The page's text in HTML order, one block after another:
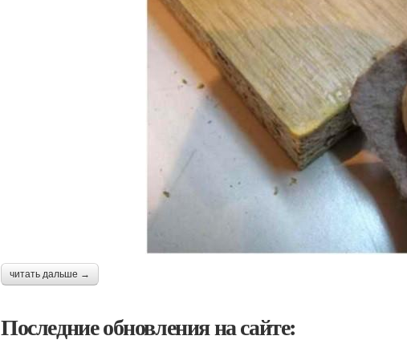
читать дальше →
Последние обновления на сайте: